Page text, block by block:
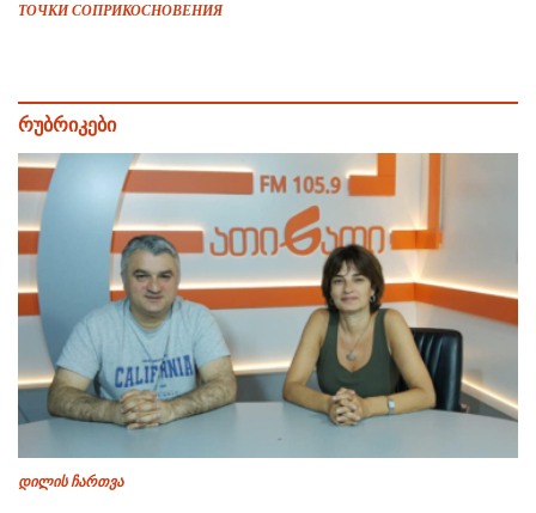
ТОЧКИ СОПРИКОСНОВЕНИЯ
რუბრიკები
დილის ჩართვა